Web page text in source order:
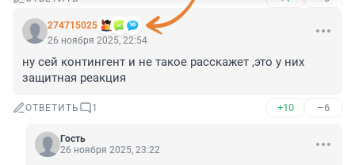
274715025
26 ноября 2025, 22:54
ну сей контингент и не такое расскажет ,это у них
защитная реакция
ОТВЕТИТЬ 1 +10 –6
Гость
26 ноября 2025, 23:22